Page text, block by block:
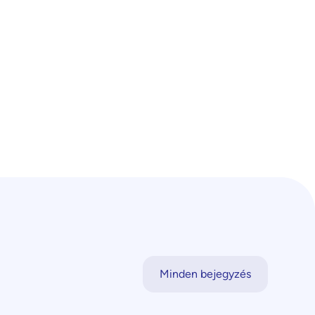
Minden bejegyzés